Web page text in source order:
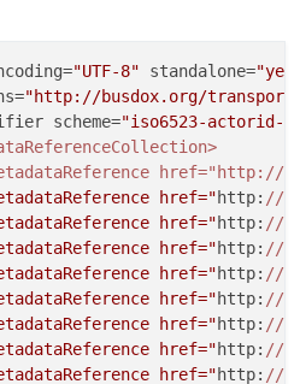
:
: "busdox-docid-qns"
:
: "busdox-docid-qns",
:
: "busdox-docid-qns",
"UTF-8" standalone=
"http://busdox.org/
scheme=
"iso6523-actorid-
href="http:/
/
href="
http: //
href="
http: //
href="
http: //
href="
http: //
href="
http: //
href="
http: //
href="
http: //
href="
http: //